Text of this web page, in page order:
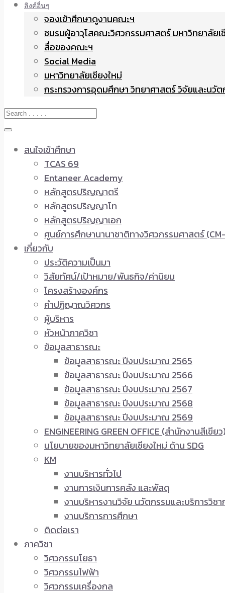
ลิงค์อื่นๆ
จองเข้าศึกษาดูงานคณะฯ
ชมรมผู้อาวุโสคณะวิศวกรรมศาสตร์ มหาวิทยาลัยเ
สื่อของคณะฯ
Social Media
มหาวิทยาลัยเชียงใหม่
กระทรวงการอุดมศึกษา วิทยาศาสตร์ วิจัยและนวั
สนใจเข้าศึกษา
TCAS 69
Entaneer Academy
หลักสูตรปริญญาตรี
หลักสูตรปริญญาโท
หลักสูตรปริญญาเอก
ศูนย์การศึกษานานาชาติทางวิศวกรรมศาสตร์
เกี่ยวกับ
ประวัติความเป็นมา
วิสัยทัศน์/เป้าหมาย/พันธกิจ/ค่านิยม
โครงสร้างองค์กร
คำปฏิญาณวิศวกร
ผู้บริหาร
หัวหน้าภาควิชา
ข้อมูลสาธารณะ
ข้อมูลสาธารณะ ปีงบประมาณ 2565
ข้อมูลสาธารณะ ปีงบประมาณ 2566
ข้อมูลสาธารณะ ปีงบประมาณ 2567
ข้อมูลสาธารณะ ปีงบประมาณ 2568
ข้อมูลสาธารณะ ปีงบประมาณ 2569
ENGINEERING GREEN OFFICE (สำนักงานสีเขีย
นโยบายของมหาวิทยาลัยเชียงใหม่ ด้าน SDG
KM
งานบริหารทั่วไป
งานการเงินการคลัง และพัสดุ
งานบริหารงานวิจัย นวัตกรรมและบริการวิชา
งานบริการการศึกษา
ติดต่อเรา
ภาควิชา
วิศวกรรมโยธา
วิศวกรรมไฟฟ้า
วิศวกรรมเครื่องกล